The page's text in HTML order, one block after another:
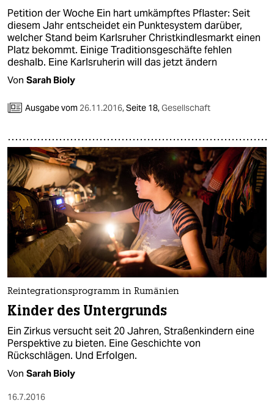
Petition der Woche Ein hart umkämpftes Pflaster: Seit
diesem Jahr entscheidet ein Punktesystem darüber,
welcher Stand beim Karlsruher Christkindlesmarkt einen
Platz bekommt. Einige Traditionsgeschäfte fehlen
deshalb. Eine Karlsruherin will das jetzt ändern
Von Sarah Bioly
Ausgabe vom 26.11.2016,Seite 18,Gesellschaft
Reintegrationsprogramm in Rumänien
Kinder des Untergrunds
Ein Zirkus versucht seit 20 Jahren, Straßenkindern eine
Perspektive zu bieten. Eine Geschichte von
Rückschlägen. Und Erfolgen.
Von Sarah Bioly
16.7.2016